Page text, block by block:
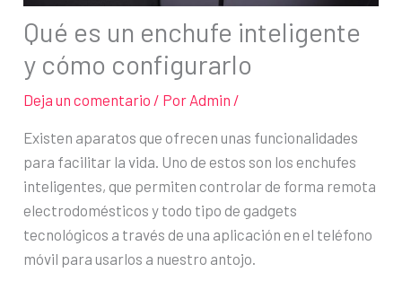
Qué es un enchufe inteligente
y cómo configurarlo
Deja un comentario / Por Admin /
Existen aparatos que ofrecen unas funcionalidades
para facilitar la vida. Uno de estos son los enchufes
inteligentes, que permiten controlar de forma remota
electrodomésticos y todo tipo de gadgets
tecnológicos a través de una aplicación en el teléfono
móvil para usarlos a nuestro antojo.